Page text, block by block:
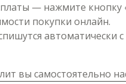
— нажмите кнопку
покупки онлайн.
автоматически
вы самостоятельно